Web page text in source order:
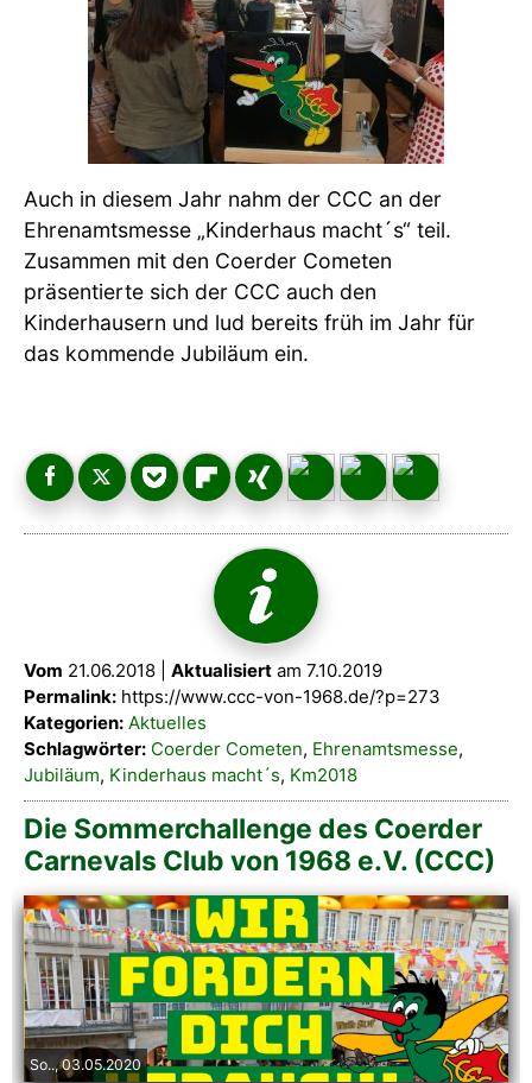
Impressum
Auch in diesem Jahr nahm der CCC an der
Ehrenamtsmesse „Kinderhaus macht´s“ teil.
Zusammen mit den Coerder Cometen
präsentierte sich der CCC auch den
Kinderhausern und lud bereits früh im Jahr für
das kommende Jubiläum ein.
Vom 21.06.2018 | Aktualisiert am 7.10.2019
Permalink: https://www.ccc-von-1968.de/?p=273
Kategorien: Aktuelles
Schlagwörter: Coerder Cometen, Ehrenamtsmesse,
Jubiläum, Kinderhaus macht´s, Km2018
Die Sommerchallenge des Coerder
Carnevals Club von 1968 e.V. (CCC)
So.., 03.05.2020